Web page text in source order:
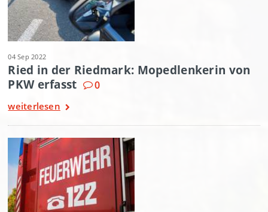
04 Sep 2022
Ried in der Riedmark: Mopedlenkerin von
PKW erfasst
0
weiterlesen